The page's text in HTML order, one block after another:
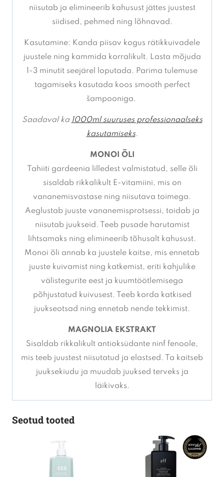
niisutab ja elimineerib kahusust jättes juustest
siidised, pehmed ning lõhnavad.
Kasutamine: Kanda piisav kogus rätikkuivadele
juustele ning kammida korralikult. Lasta mõjuda
1-3 minutit seejärel loputada. Parima tulemuse
tagamiseks kasutada koos smooth perfect
šampooniga.
Saadaval ka 1000ml suuruses professionaalseks
kasutamiseks.
MONOI ÕLI
Tahiiti gardeenia lilledest valmistatud, selle õli
sisaldab rikkalikult E-vitamiini, mis on
vananemisvastase ning niisutava toimega.
Aeglustab juuste vananemisprotsessi, toidab ja
niisutab juukseid. Teeb pusade harutamist
lihtsamaks ning elimineerib tõhusalt kahusust.
Monoi õli annab ka juustele kaitse, mis ennetab
juuste kuivamist ning katkemist, eriti kahjulike
välistegurite eest ja kuumtöötlemisega
põhjustatud kuivusest. Teeb korda katkised
juukseotsad ning ennetab nende tekkimist.
MAGNOLIA EKSTRAKT
Sisaldab rikkalikult antioksüdante ninf fenoole,
mis teeb juustest niisutatud ja elastsed. Ta kaitseb
juuksekiudu ja muudab juuksed terveks ja
läikivaks.
Seotud tooted